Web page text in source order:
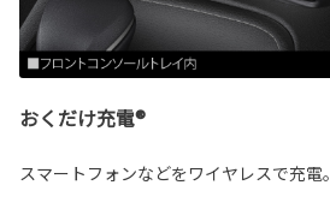
おくだけ充電®
スマートフォンなどをワイヤレスで充電。